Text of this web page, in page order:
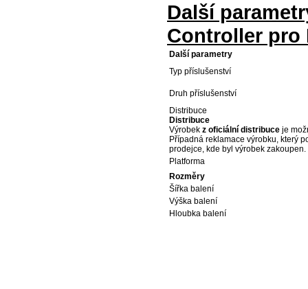
Další
Controller pro
Další parametry
Typ příslušenství
Druh příslušenství
Distribuce
Distribuce
Výrobek z oficiální distribuce je
Případná reklamace výrobku, který
prodejce, kde byl výrobek zakoupen.
Platforma
Rozměry
Šířka balení
Výška balení
Hloubka balení